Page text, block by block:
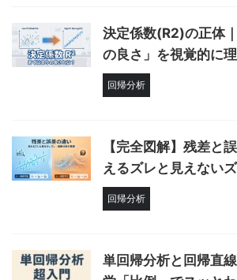
決定係数(R2)の正体
の良さ」を視覚的に
回帰分析
【完全図解】残差と
えるズレと見えない
回帰分析
単回帰分析と回帰直